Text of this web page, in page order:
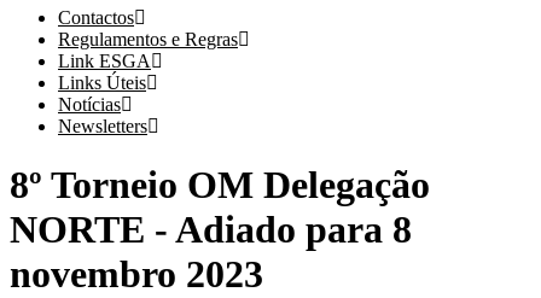
Contactos
Regulamentos e Regras
Link ESGA
Links Úteis
Notícias
Newsletters
8º Torneio OM Delegação
NORTE - Adiado para 8
novembro 2023